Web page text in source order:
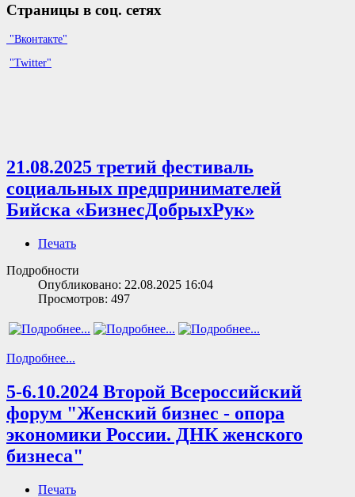
Страницы в соц. сетях
"Вконтакте"
"Twitter"
21.08.2025 третий фестиваль
социальных предпринимателей
Бийска «БизнесДобрыхРук»
Печать
Подробности
Опубликовано: 22.08.2025 16:04
Просмотров: 497
Подробнее...
5-6.10.2024 Второй Всероссийский
форум "Женский бизнес - опора
экономики России. ДНК женского
бизнеса"
Печать